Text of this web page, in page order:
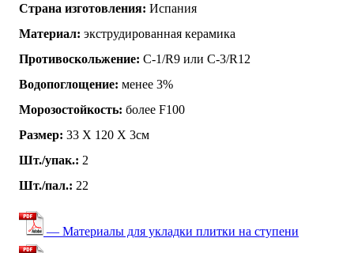
Страна изготовления: Испания
Материал: экструдированная керамика
Противоскольжение: C-1/R9 или C-3/R12
Водопоглощение: менее 3%
Морозостойкость: более F100
Размер: 33 Х 120 Х 3см
Шт./упак.: 2
Шт./пал.: 22
— Материалы для укладки плитки на ступени